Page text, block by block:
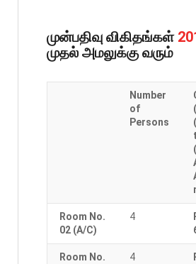
முன்பதிவு விகிதங்கள்
முதல் அமலுக்கு வரும்
Number
of
Persons
Room No.
02 (A/C)
4
Room No.
4